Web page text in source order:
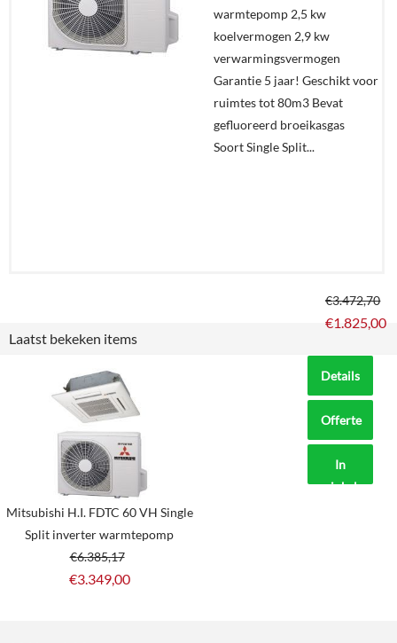
aanvragen?
winkelmand
warmtepomp 2,5 kw
koelvermogen 2,9 kw
verwarmingsvermogen
Garantie 5 jaar! Geschikt voor
ruimtes tot 80m3 Bevat
gefluoreerd broeikasgas
Soort Single Split...
€3.472,70
€1.825,00
Details
Offerte
aanvragen?
In
winkelmand
Laatst bekeken items
Mitsubishi H.I. FDTC 60 VH Single
Split inverter warmtepomp
€6.385,17
€3.349,00